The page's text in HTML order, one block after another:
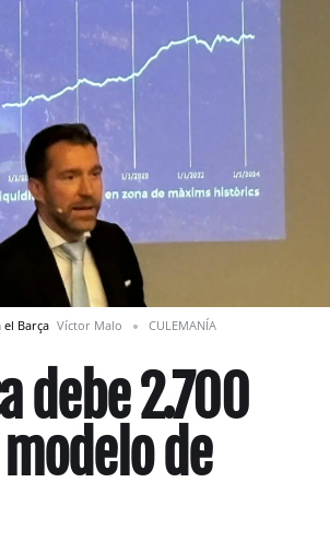
Barça Víctor Malo
CULEMANÍA
debe 2.700
de